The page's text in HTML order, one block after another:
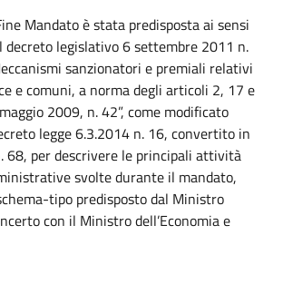
Mandato è stata predisposta ai sensi
decreto legislativo 6 settembre 2011 n.
sanzionatori e premiali relativi
e comuni, a norma degli articoli 2, 17 e
2009, n. 42”, come modificato
legge 6.3.2014 n. 16, convertito in
68, per descrivere le principali attività
svolte durante il mandato,
tipo predisposto dal Ministro
con il Ministro dell’Economia e